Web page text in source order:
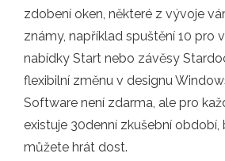
zdobení oken, některé z vývoje
známy, například spuštění 10 pro
nabídky Start nebo závěsy
flexibilní změnu v designu
Software není zdarma, ale pro
existuje 30denní zkušební období,
můžete hrát dost.